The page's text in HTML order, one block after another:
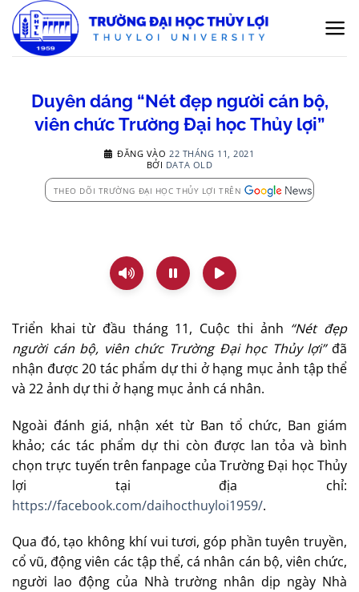
qua
nội
Duyên dáng “Nét đẹp người cán bộ,
viên chức Trường Đại học Thủy lợi”
ĐĂNG VÀO 22 THÁNG 11, 2021
BỞI DATA OLD
THEO DÕI TRƯỜNG ĐẠI HỌC THỦY LỢI TRÊN
Triển khai từ đầu tháng 11, Cuộc thi ảnh “Nét đẹp
người cán bộ, viên chức Trường Đại học Thủy lợi”đã
nhận được 20 tác phẩm dự thi ở hạng mục ảnh tập thể
và 22 ảnh dự thi ở hạng mục ảnh cá nhân.
Ngoài đánh giá, nhận xét từ Ban tổ chức, Ban giám
khảo; các tác phẩm dự thi còn được lan tỏa và bình
chọn trực tuyến trên fanpage của Trường Đại học Thủy
lợi tại địa chỉ:
https://facebook.com/daihocthuyloi1959/.
Qua đó, tạo không khí vui tươi, góp phần tuyên truyền,
cổ vũ, động viên các tập thể, cá nhân cán bộ, viên chức,
người lao động của Nhà trường nhân dịp ngày Nhà